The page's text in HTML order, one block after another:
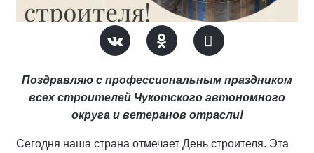
Поздравляю с профессиональным праздником
всех строителей Чукотского автономного
округа и ветеранов отрасли!
Сегодня наша страна отмечает День строителя. Эта